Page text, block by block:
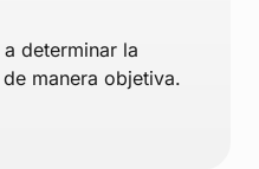
determinar la
manera objetiva.